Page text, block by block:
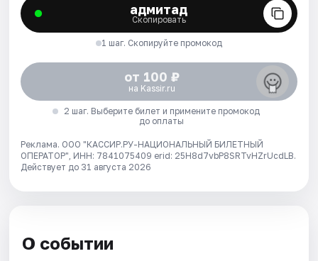
адмитад
Скопировать
1 шаг. Скопируйте промокод
от 100 ₽
на Kassir.ru
2 шаг. Выберите билет и примените промокод
до оплаты
Реклама. ООО "КАССИР.РУ-НАЦИОНАЛЬНЫЙ БИЛЕТНЫЙ
ОПЕРАТОР", ИНН: 7841075409 erid: 25H8d7vbP8SRTvHZrUcdLB.
Действует до 31 августа 2026
О событии